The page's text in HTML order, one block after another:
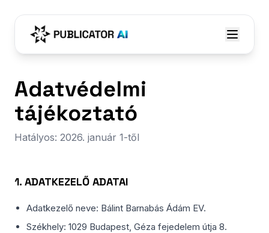
Adatvédelmi
tájékoztató
Hatályos: 2026. január 1-től
1. ADATKEZELŐ ADATAI
Adatkezelő neve: Bálint Barnabás Ádám EV.
Székhely: 1029 Budapest, Géza fejedelem útja 8.